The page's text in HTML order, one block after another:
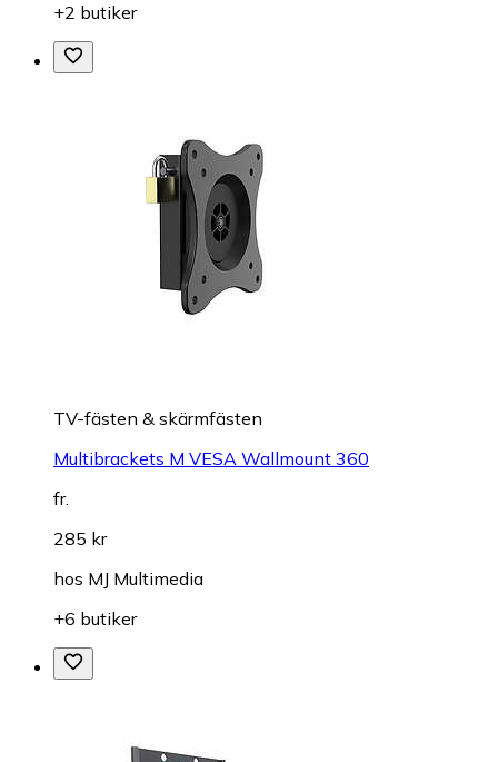
+2 butiker
TV-fästen & skärmfästen
Multibrackets M VESA Wallmount 360
fr.
285 kr
hos MJ Multimedia
+6 butiker